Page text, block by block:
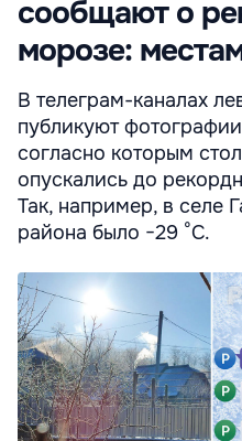
сообщают о
морозе:
В телеграм-каналах
публикуют
согласно которым
опускались до
Так, например, в селе
района было −29 °С.